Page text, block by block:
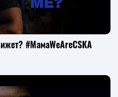
#МамаWeAreCSKA